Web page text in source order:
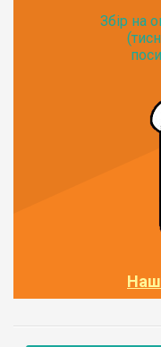
Збір на